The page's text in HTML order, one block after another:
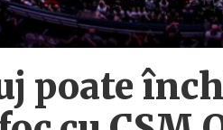
poate